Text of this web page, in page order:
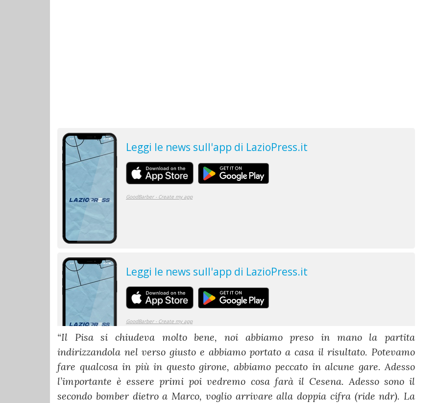
“Il Pisa si chiudeva molto bene, noi abbiamo preso in mano la partita
indirizzandola nel verso giusto e abbiamo portato a casa il risultato. Potevamo
fare qualcosa in più in questo girone, abbiamo peccato in alcune gare. Adesso
l’importante è essere primi poi vedremo cosa farà il Cesena. Adesso sono il
secondo bomber dietro a Marco, voglio arrivare alla doppia cifra (ride ndr). La